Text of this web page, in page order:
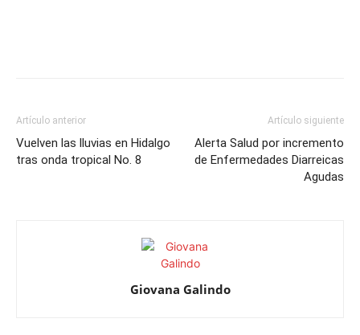
Artículo anterior
Vuelven las lluvias en Hidalgo
tras onda tropical No. 8
Artículo siguiente
Alerta Salud por incremento
de Enfermedades Diarreicas
Agudas
Giovana Galindo